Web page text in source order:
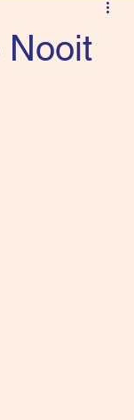
Nooit